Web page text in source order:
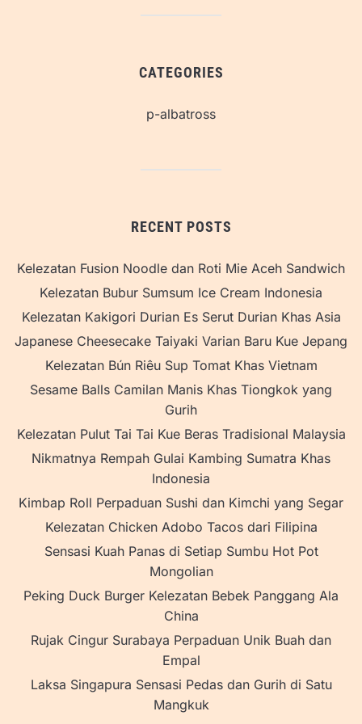
CATEGORIES
p-albatross
RECENT POSTS
Kelezatan Fusion Noodle dan Roti Mie Aceh Sandwich
Kelezatan Bubur Sumsum Ice Cream Indonesia
Kelezatan Kakigori Durian Es Serut Durian Khas Asia
Japanese Cheesecake Taiyaki Varian Baru Kue Jepang
Kelezatan Bún Riêu Sup Tomat Khas Vietnam
Sesame Balls Camilan Manis Khas Tiongkok yang
Gurih
Kelezatan Pulut Tai Tai Kue Beras Tradisional Malaysia
Nikmatnya Rempah Gulai Kambing Sumatra Khas
Indonesia
Kimbap Roll Perpaduan Sushi dan Kimchi yang Segar
Kelezatan Chicken Adobo Tacos dari Filipina
Sensasi Kuah Panas di Setiap Sumbu Hot Pot
Mongolian
Peking Duck Burger Kelezatan Bebek Panggang Ala
China
Rujak Cingur Surabaya Perpaduan Unik Buah dan
Empal
Laksa Singapura Sensasi Pedas dan Gurih di Satu
Mangkuk